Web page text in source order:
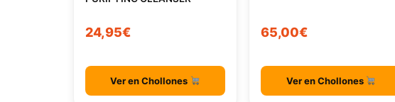
24,95€
Ver en Chollones
65,00€
Ver en Chollones